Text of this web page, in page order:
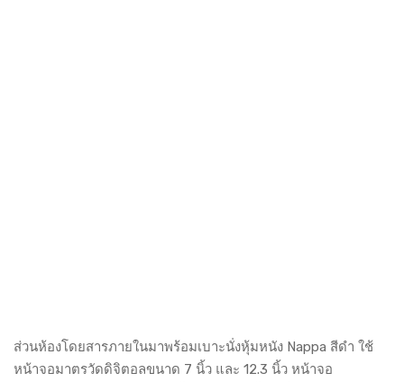
ส่วนห้องโดยสารภายในมาพร้อมเบาะนั่งหุ้มหนัง Nappa สีดำ ใช้
หน้าจอมาตรวัดดิจิตอลขนาด 7 นิ้ว และ 12.3 นิ้ว หน้าจอ